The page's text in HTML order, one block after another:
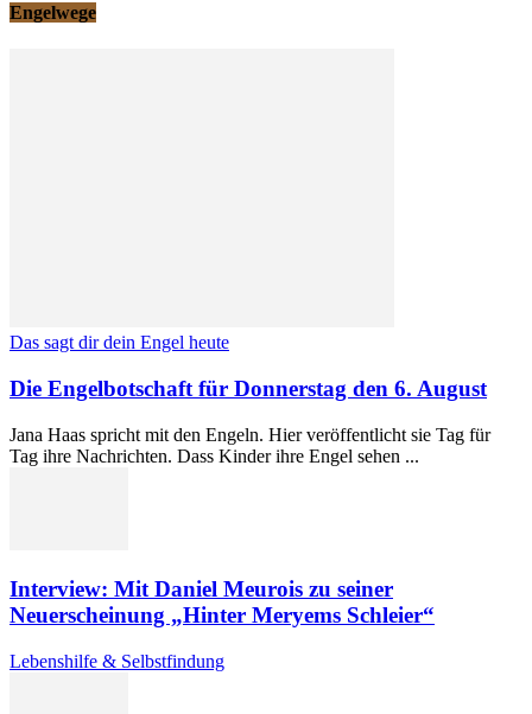
Engelwege
Das sagt dir dein Engel heute
Die Engelbotschaft für Donnerstag den 6. August
Jana Haas spricht mit den Engeln. Hier veröffentlicht sie Tag für
Tag ihre Nachrichten. Dass Kinder ihre Engel sehen ...
Interview: Mit Daniel Meurois zu seiner
Neuerscheinung „Hinter Meryems Schleier“
Lebenshilfe & Selbstfindung